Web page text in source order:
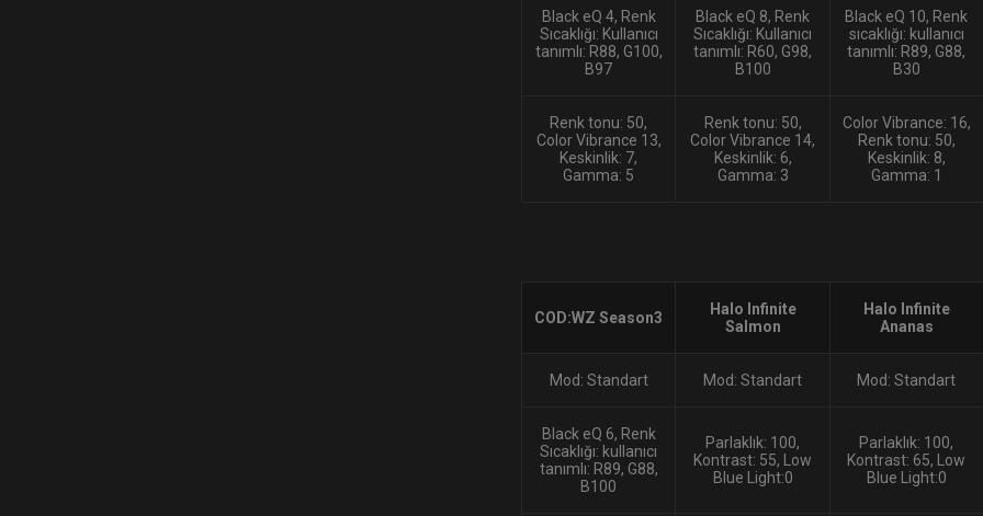
Black eQ 4, Renk
Sıcaklığı: Kullanıcı
tanımlı: R88, G100,
B97
Black eQ 8, Renk
Sıcaklığı: Kullanıcı
tanımlı: R60, G98,
B100
Black eQ 10, Renk
sıcaklığı: kullanıcı
tanımlı: R89, G88,
B30
Renk tonu: 50,
Color Vibrance 13,
Keskinlik: 7,
Gamma: 5
Renk tonu: 50,
Color Vibrance 14,
Keskinlik: 6,
Gamma: 3
Color Vibrance: 16,
Renk tonu: 50,
Keskinlik: 8,
Gamma: 1
COD:WZ Season3
Halo Infinite
Salmon
Halo Infinite
Ananas
Mod: Standart Mod: Standart Mod: Standart
Black eQ 6, Renk
Sıcaklığı: kullanıcı
tanımlı: R89, G88,
B100
Parlaklık: 100,
Kontrast: 55, Low
Blue Light:0
Parlaklık: 100,
Kontrast: 65, Low
Blue Light:0